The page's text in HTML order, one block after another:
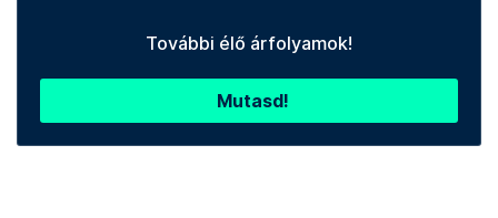
További élő árfolyamok!
Mutasd!